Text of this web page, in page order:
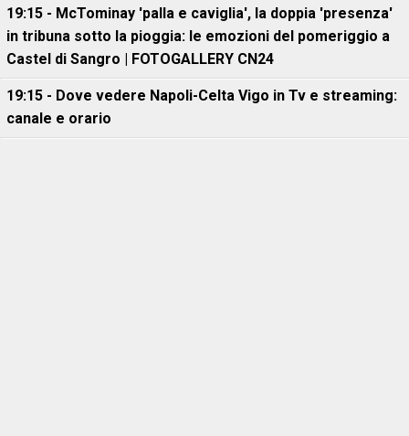
19:15 - McTominay 'palla e caviglia', la doppia 'presenza'
in tribuna sotto la pioggia: le emozioni del pomeriggio a
Castel di Sangro | FOTOGALLERY CN24
19:15 - Dove vedere Napoli-Celta Vigo in Tv e streaming:
canale e orario